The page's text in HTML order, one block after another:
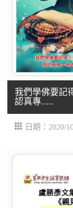
我們學佛要記
認真專.....
日期：2020/